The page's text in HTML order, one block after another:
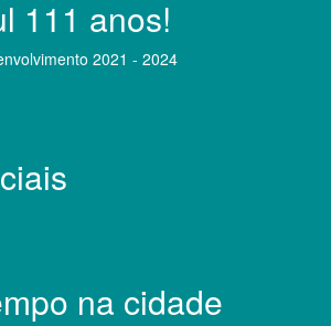
111 anos!
2021 - 2024
na cidade